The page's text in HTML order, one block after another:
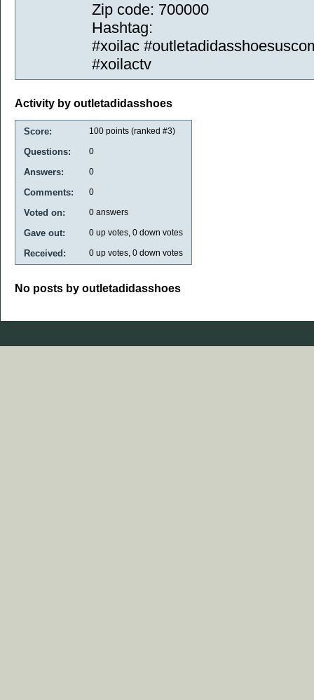
Zip code: 700000
Hashtag:
#xoilac
#xoilactv
Activity by outletadidasshoes
Score: 100 points (ranked #3)
Questions: 0
Answers: 0
Comments: 0
Voted on: 0 answers
Gave out: 0 up votes, 0 down votes
Received: 0 up votes, 0 down votes
No posts by outletadidasshoes